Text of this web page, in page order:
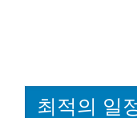
최적의 일